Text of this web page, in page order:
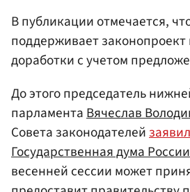
В публикации отмечается,
поддерживает законопроект
доработки с учетом
До этого председатель
парламента Вячеслав
Совета законодателей заявил
Государственная дума России
весенней сессии может